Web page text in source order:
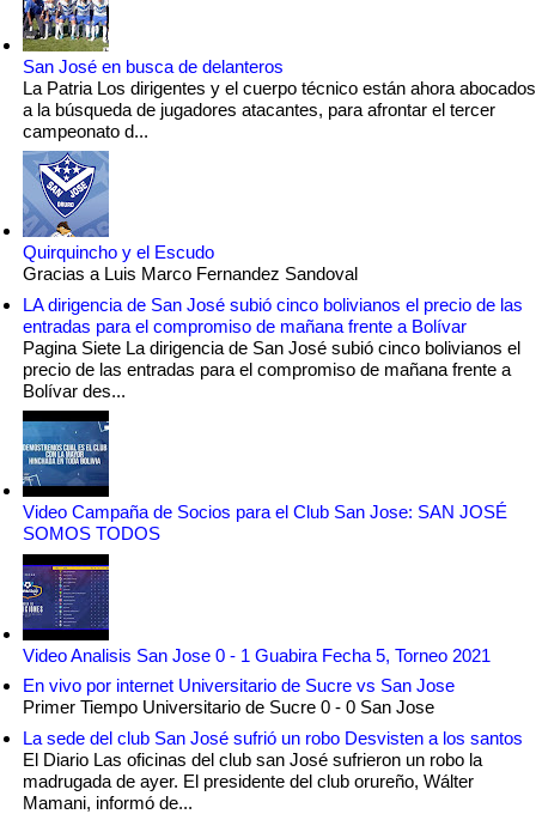
San José en busca de delanteros
La Patria Los dirigentes y el cuerpo técnico están ahora abocados
a la búsqueda de jugadores atacantes, para afrontar el tercer
campeonato d...
Quirquincho y el Escudo
Gracias a Luis Marco Fernandez Sandoval
LA dirigencia de San José subió cinco bolivianos el precio de las
entradas para el compromiso de mañana frente a Bolívar
Pagina Siete La dirigencia de San José subió cinco bolivianos el
precio de las entradas para el compromiso de mañana frente a
Bolívar des...
Video Campaña de Socios para el Club San Jose: SAN JOSÉ
SOMOS TODOS
Video Analisis San Jose 0 - 1 Guabira Fecha 5, Torneo 2021
En vivo por internet Universitario de Sucre vs San Jose
Primer Tiempo Universitario de Sucre 0 - 0 San Jose
La sede del club San José sufrió un robo Desvisten a los santos
El Diario Las oficinas del club san José sufrieron un robo la
madrugada de ayer. El presidente del club orureño, Wálter
Mamani, informó de...